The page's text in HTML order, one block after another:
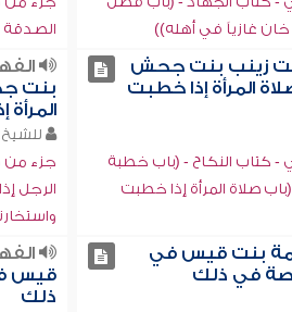
غازياً في أهله))
الصدقة
زينب بنت جحش
المرأة إذا خطبت
كتاب النكاح - (باب خطبة
صلاة المرأة إذا خطبت
بنت
جزء من
الرجل
بنت قيس في
في ذلك
قيس
ذلك